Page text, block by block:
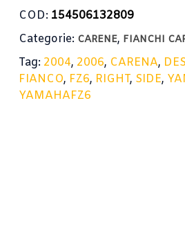
COD: 154506132809
Categorie: CARENE, FIANCHI
Tag: 2004, 2006, CARENA,
FIANCO, FZ6, RIGHT, SIDE,
YAMAHAFZ6